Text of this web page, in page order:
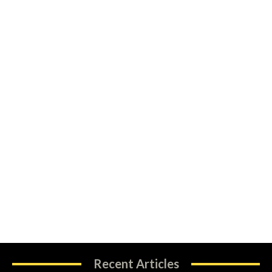
Recent Articles